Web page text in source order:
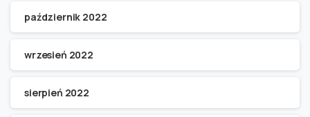
październik 2022
wrzesień 2022
sierpień 2022